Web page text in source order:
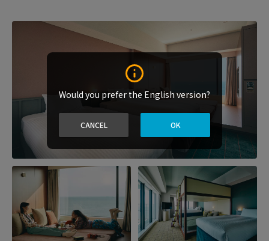
Would you prefer the English version?
CANCEL OK